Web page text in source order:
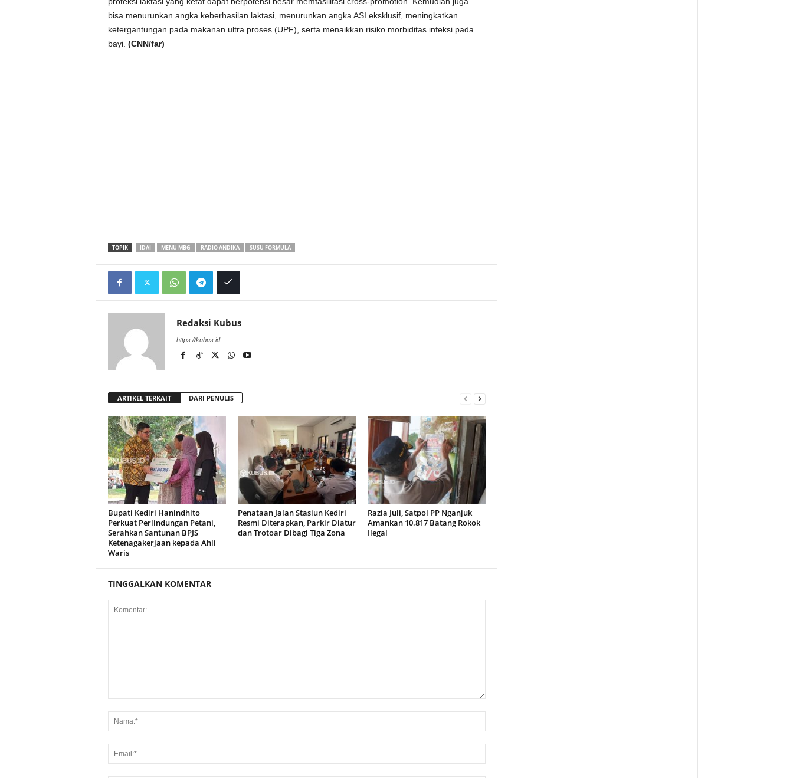
bisa menurunkan angka keberhasilan laktasi, menurunkan angka ASI eksklusif, meningkatkan
ketergantungan pada makanan ultra proses (UPF), serta menaikkan risiko morbiditas infeksi pada
bayi. (CNN/far)
TOPIK IDAI MENU MBG RADIO ANDIKA SUSU FORMULA
Redaksi Kubus
https://kubus.id
ARTIKEL TERKAIT DARI PENULIS
Bupati Kediri Hanindhito
Perkuat Perlindungan Petani,
Serahkan Santunan BPJS
Ketenagakerjaan kepada Ahli
Waris
Penataan Jalan Stasiun Kediri
Resmi Diterapkan, Parkir Diatur
dan Trotoar Dibagi Tiga Zona
Razia Juli, Satpol PP Nganjuk
Amankan 10.817 Batang Rokok
Ilegal
TINGGALKAN KOMENTAR